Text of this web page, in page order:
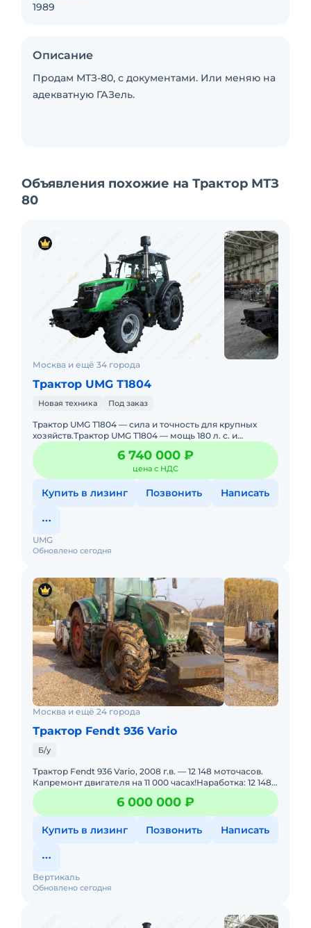
1989
Описание
Продам МТЗ-80, с документами. Или меняю на
адекватную ГАЗель.
Объявления похожие на Трактор МТЗ
80
Москва и ещё 34 города
Трактор UMG Т1804
Новая техника Под заказ
Трактор UMG T1804 — сила и точность для крупных
хозяйств.Трактор UMG T1804 — мощь 180 л. с. и
технологичность в одном корпусе.Оснащён надёжным
двига
6 740 000 ₽
цена с НДС
Купить в лизинг Позвонить Написать
Обновлено сегодня
UMG
Москва и ещё 24 города
Трактор Fendt 936 Vario
Б/у
Трактор Fendt 936 Vario, 2008 г.в. — 12 148 моточасов.
Капремонт двигателя на 11 000 часах!Наработка: 12 148
моточасовКапремонт двигателя: выполнен на 11
6 000 000 ₽
Купить в лизинг Позвонить Написать
Обновлено сегодня
Вертикаль